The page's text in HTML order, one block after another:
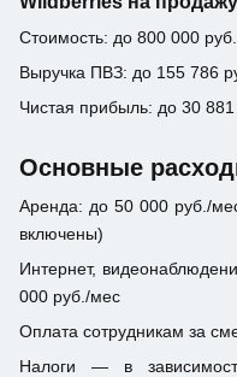
Стоимость: до 800 000 руб.
Выручка ПВЗ: до 155 786
Чистая прибыль: до 30 881
Основные
Аренда: до 50 000 руб./
включены)
Интернет,
000 руб./мес
Оплата сотрудникам за
Налоги — в